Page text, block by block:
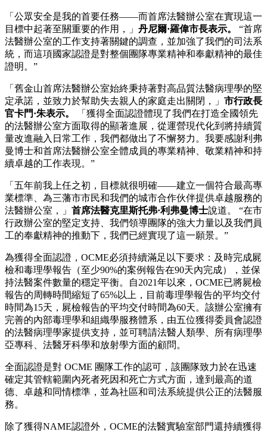
「公眾安全是我的首要任務——而首席法醫辦公室在實現這一
目標中起著至關重要的作用，」 丹尼爾·羅偉市長表示。
“首席
法醫辦公室的工作支持著關鍵的調查，並加強了我們的司法系
統，而這項國家認證是對整個團隊專業精神和奉獻精神的最佳
證明。”
「舊金山首席法醫辦公室始終秉持著對高品質法醫病理學的堅
定承諾，並致力於幫助失去親人的家庭走出關閉，」 市行政長
官卡門·朱表示。
「獲得全面認證體現了我們在打造全國領先
的法醫辦公室方面取得的顯著進展，從運營現代化到將持續質
量改進融入日常工作，我們都做出了不懈努力。我要感謝利弗
曼博士和首席法醫辦公室全體成員的專業精神、敬業精神和持
續卓越的工作表現。”
「五年前我上任之初，目標就很明確——建立一個符合最高專
業標準、為三藩市市民和我們的城市合作伙伴提供卓越服務的
法醫辦公室，」 首席法醫克里斯托弗·利弗曼博士說道。 “在市
行政辦公室的堅定支持、我們領導團隊的強大力量以及我們員
工的奉獻精神的推動下，我們已經實現了這一願景。”
為獲得全面認證，OCME必須持續滿足以下要求：及時完成屍
檢和毒理學報告（至少90%的案例報告在90天內完成），並保
持法醫案件數量的穩定平衡。自2021年以來，OCME已將屍檢
報告的周轉時間縮短了65%以上，目前毒理學報告的平均交付
時間為15天，屍檢報告的平均交付時間為60天。該辦公室擁有
完善的內部毒理學和組織學服務體系，由五位獲得委員會認證
的法醫病理學家提供支持，並可聘請法醫人類學、所有病理學
亞專科、法醫牙科學和放射學方面的顧問。
全面認證是對 OCME 團隊工作的認可，該團隊致力於在迅速
確定其管轄範圍內死者死因和死亡方式方面，達到最高的道
德、卓越和同情標準，並為社區和司法系統提供公正的法醫服
務。
除了獲得NAME認證外，OCME的法醫實驗室部門還持續獲得